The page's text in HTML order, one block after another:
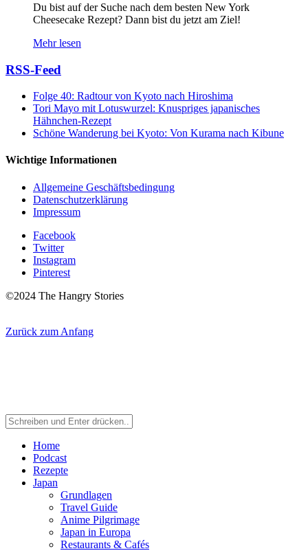
Du bist auf der Suche nach dem besten New York
Cheesecake Rezept? Dann bist du jetzt am Ziel!
Mehr lesen
RSS-Feed
Folge 40: Radtour von Kyoto nach Hiroshima
Tori Mayo mit Lotuswurzel: Knuspriges japanisches
Hähnchen-Rezept
Schöne Wanderung bei Kyoto: Von Kurama nach Kibune
Wichtige Informationen
Allgemeine Geschäftsbedingung
Datenschutzerklärung
Impressum
Facebook
Twitter
Instagram
Pinterest
©2024 The Hangry Stories
Zurück zum Anfang
Home
Podcast
Rezepte
Japan
Grundlagen
Travel Guide
Anime Pilgrimage
Japan in Europa
Restaurants & Cafés